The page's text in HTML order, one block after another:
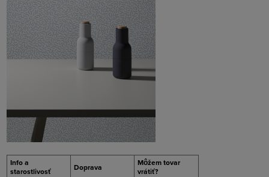
Info a
starostlivosť
Doprava
Môžem tovar
vrátiť?